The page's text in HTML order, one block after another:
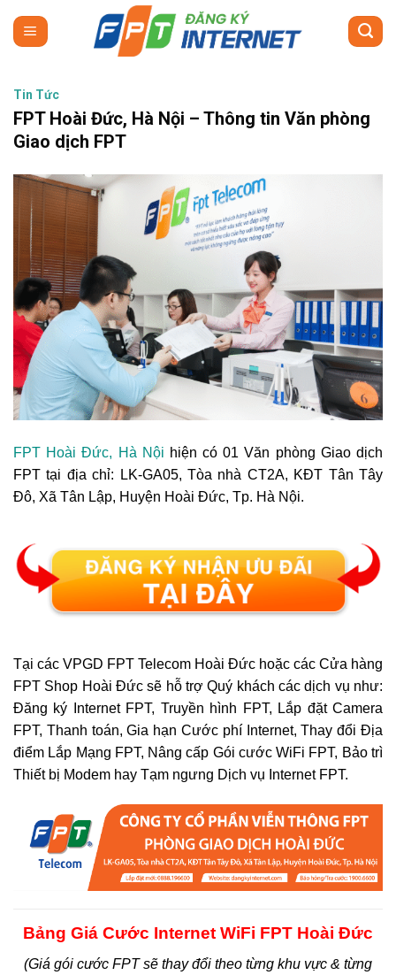
Tin Tức
FPT Hoài Đức, Hà Nội – Thông tin Văn phòng
Giao dịch FPT
FPT Hoài Đức, Hà Nội hiện có 01 Văn phòng Giao dịch
FPT tại địa chỉ:
LK-GA05, Tòa nhà CT2A, KĐT Tân Tây
Đô, Xã Tân Lập, Huyện Hoài Đức, Tp. Hà Nội.
Tại các VPGD FPT Telecom Hoài Đức hoặc các Cửa hàng
FPT Shop Hoài Đức sẽ hỗ trợ Quý khách các dịch vụ như:
Đăng ký Internet FPT, Truyền hình FPT, Lắp đặt Camera
FPT, Thanh toán, Gia hạn Cước phí Internet, Thay đổi Địa
điểm Lắp Mạng FPT, Nâng cấp Gói cước WiFi FPT, Bảo trì
Thiết bị Modem hay Tạm ngưng Dịch vụ Internet FPT.
Bảng Giá Cước Internet WiFi FPT Hoài Đức
(Giá gói cước FPT sẽ thay đổi theo từng khu vực & từng